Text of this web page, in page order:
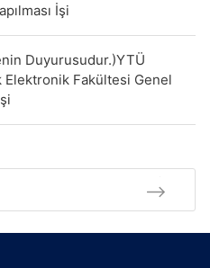
İşi
Duyurusudur.)YTÜ
Elektronik Fakültesi Genel